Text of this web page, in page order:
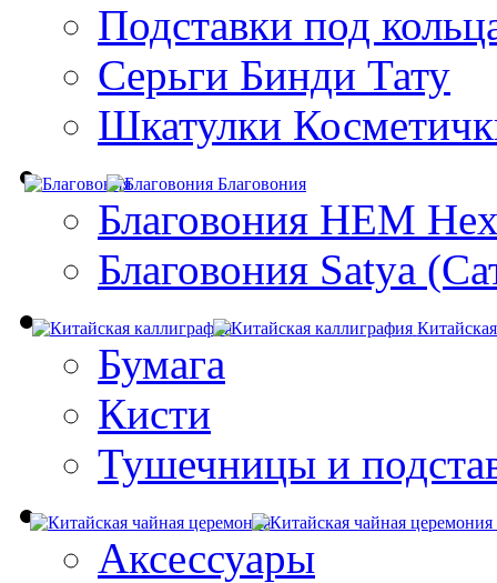
Подставки под
Серьги Бинди Тату
Шкатулки
Благовония
Благовония HEM
Благовония Satya
Бумага
Кисти
Тушечницы и
Аксессуары